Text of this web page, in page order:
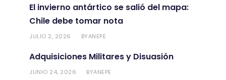
El invierno antártico se salió del mapa:
Chile debe tomar nota
JULIO 2, 2026 BYANEPE
Adquisiciones Militares y Disuasión
JUNIO 24, 2026 BYANEPE